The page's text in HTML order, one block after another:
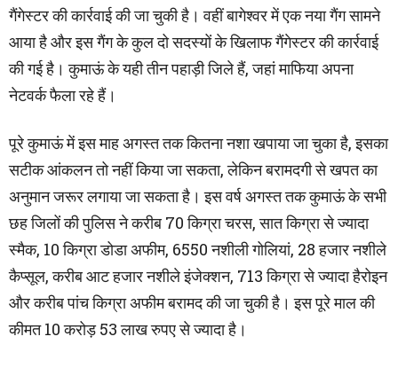
गैंगेस्टर की कार्रवाई की जा चुकी है। वहीं बागेश्वर में एक नया गैंग सामने
आया है और इस गैंग के कुल दो सदस्यों के खिलाफ गैंगेस्टर की कार्रवाई
की गई है। कुमाऊं के यही तीन पहाड़ी जिले हैं, जहां माफिया अपना
नेटवर्क फैला रहे हैं।
पूरे कुमाऊं में इस माह अगस्त तक कितना नशा खपाया जा चुका है, इसका
सटीक आंकलन तो नहीं किया जा सकता, लेकिन बरामदगी से खपत का
अनुमान जरूर लगाया जा सकता है। इस वर्ष अगस्त तक कुमाऊं के सभी
छह जिलों की पुलिस ने करीब 70 किग्रा चरस, सात किग्रा से ज्यादा
स्मैक, 10 किग्रा डोडा अफीम, 6550 नशीली गोलियां, 28 हजार नशीले
कैप्सूल, करीब आट हजार नशीले इंजेक्शन, 713 किग्रा से ज्यादा हैरोइन
और करीब पांच किग्रा अफीम बरामद की जा चुकी है। इस पूरे माल की
कीमत 10 करोड़ 53 लाख रुपए से ज्यादा है।